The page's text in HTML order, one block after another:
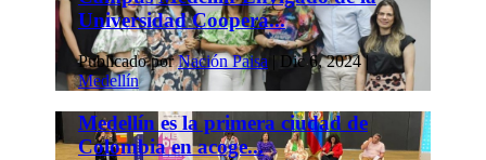
Universidad Coopera...
Publicado porNación Paisa| Dic 6, 2024|
Medellín
Medellín es la primera ciudad de
Colombia en acoge...